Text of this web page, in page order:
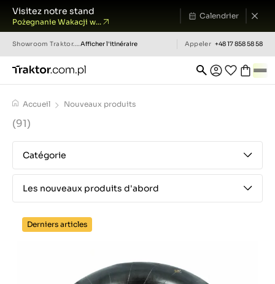
Visitez notre stand
Pożegnanie Wakacji w...
Calendrier
Showroom Traktor.com.pl Afficher l'itinéraire Appeler +48 17 858 58 58
Accueil Nouveaux produits
(91)
Catégorie
Les nouveaux produits d'abord
Derniers articles